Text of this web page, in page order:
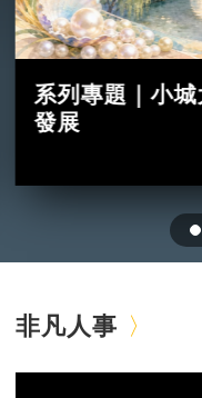
系列專題｜小
發展
非凡人事